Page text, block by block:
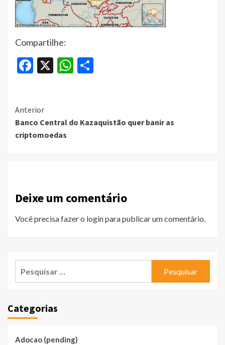
Compartilhe:
Facebook
X WhatsApp
Continue
Reading
Anterior
Banco Central do Kazaquistão quer banir as
criptomoedas
Deixe um comentário
Você precisa fazer o loginpara publicar um comentário.
Categorias
Adocao (pending)